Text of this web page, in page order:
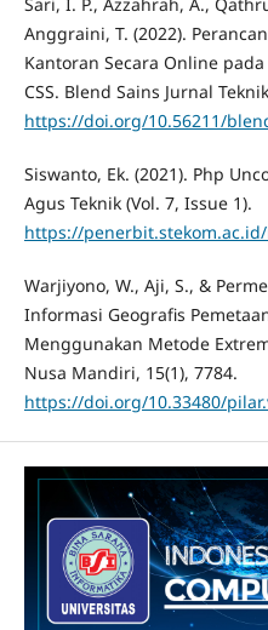
Anggraini, T. (2022).
Kantoran Secara Online
CSS. Blend Sains Jurnal
https://doi.org/10.56211/
Siswanto, Ek. (2021). Php
Agus Teknik (Vol. 7, Issue 1).
https://
Warjiyono, W., Aji, S., &
Informasi Geografis
Menggunakan Metode
Nusa Mandiri, 15(1), 7784.
https://doi.org/10.33480/